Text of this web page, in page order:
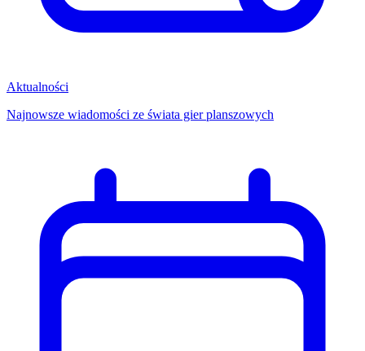
Aktualności
Najnowsze wiadomości ze świata gier planszowych